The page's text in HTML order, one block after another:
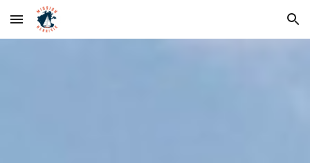
Skip to main content Skip to navigation